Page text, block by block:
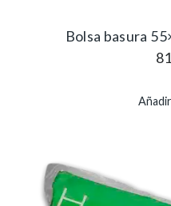
Bolsa basura